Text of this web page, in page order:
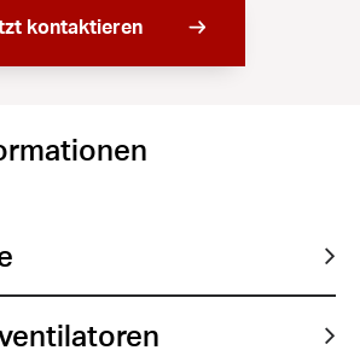
kontaktieren